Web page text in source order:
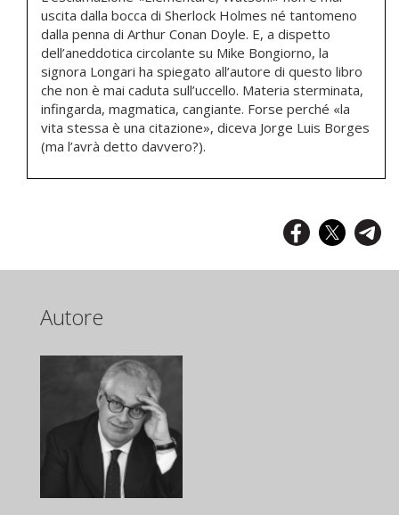
uscita dalla bocca di Sherlock Holmes né tantomeno
dalla penna di Arthur Conan Doyle. E, a dispetto
dell’aneddotica circolante su Mike Bongiorno, la
signora Longari ha spiegato all’autore di questo libro
che non è mai caduta sull’uccello. Materia sterminata,
infingarda, magmatica, cangiante. Forse perché «la
vita stessa è una citazione», diceva Jorge Luis Borges
(ma l’avrà detto davvero?).
Autore